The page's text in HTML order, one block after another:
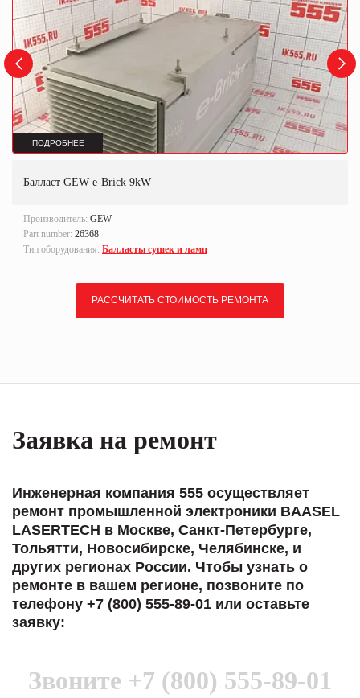
ПОДРОБНЕЕ
Балласт GEW e-Brick 9kW
Производитель: GEW
Part number: 26368
Тип оборудования: Балласты сушек и ламп
РАССЧИТАТЬ СТОИМОСТЬ РЕМОНТА
Заявка на ремонт
Инженерная компания 555 осуществляет
ремонт промышленной электроники BAASEL
LASERTECH в Москве, Санкт-Петербурге,
Тольятти, Новосибирске, Челябинске, и
других регионах России. Чтобы узнать о
ремонте в вашем регионе, позвоните по
телефону +7 (800) 555-89-01 или оставьте
заявку:
Звоните +7 (800) 555-89-01